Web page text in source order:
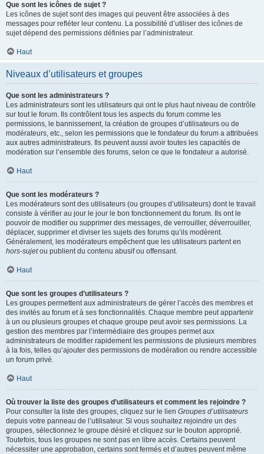
Que sont les icônes de sujet ?
Les icônes de sujet sont des images qui peuvent être associées à des
messages pour refléter leur contenu. La possibilité d’utiliser des icônes de
sujet dépend des permissions définies par l’administrateur.
Haut
Niveaux d’utilisateurs et groupes
Que sont les administrateurs ?
Les administrateurs sont les utilisateurs qui ont le plus haut niveau de contrôle
sur tout le forum. Ils contrôlent tous les aspects du forum comme les
permissions, le bannissement, la création de groupes d’utilisateurs ou de
modérateurs, etc., selon les permissions que le fondateur du forum a attribuées
aux autres administrateurs. Ils peuvent aussi avoir toutes les capacités de
modération sur l’ensemble des forums, selon ce que le fondateur a autorisé.
Haut
Que sont les modérateurs ?
Les modérateurs sont des utilisateurs (ou groupes d’utilisateurs) dont le travail
consiste à vérifier au jour le jour le bon fonctionnement du forum. Ils ont le
pouvoir de modifier ou supprimer des messages, de verrouiller, déverrouiller,
déplacer, supprimer et diviser les sujets des forums qu’ils modèrent.
Généralement, les modérateurs empêchent que les utilisateurs partent en
hors-sujetou publient du contenu abusif ou offensant.
Haut
Que sont les groupes d’utilisateurs ?
Les groupes permettent aux administrateurs de gérer l’accès des membres et
des invités au forum et à ses fonctionnalités. Chaque membre peut appartenir
à un ou plusieurs groupes et chaque groupe peut avoir ses permissions. La
gestion des membres par l’intermédiaire des groupes permet aux
administrateurs de modifier rapidement les permissions de plusieurs membres
à la fois, telles qu’ajouter des permissions de modération ou rendre accessible
un forum privé.
Haut
Où trouver la liste des groupes d’utilisateurs et comment les rejoindre ?
Pour consulter la liste des groupes, cliquez sur le lien Groupes d’utilisateurs
depuis votre panneau de l’utilisateur. Si vous souhaitez rejoindre un des
groupes, sélectionnez le groupe désiré et cliquez sur le bouton approprié.
Toutefois, tous les groupes ne sont pas en libre accès. Certains peuvent
nécessiter une approbation, certains sont fermés et d’autres peuvent même